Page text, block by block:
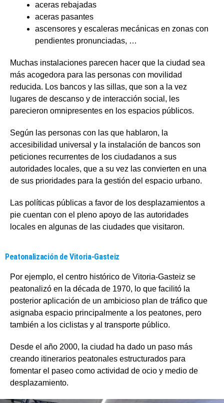
aceras rebajadas
aceras pasantes
ascensores y escaleras mecánicas en zonas con
pendientes pronunciadas, …
Muchas instalaciones parecen hacer que la ciudad sea
más acogedora para las personas con movilidad
reducida. Los bancos y las sillas, que son a la vez
lugares de descanso y de interacción social, les
parecieron omnipresentes en los espacios públicos.
Según las personas con las que hablaron, la
accesibilidad universal y la instalación de bancos son
peticiones recurrentes de los ciudadanos a sus
autoridades locales, que a su vez las convierten en una
de sus prioridades para la gestión del espacio urbano.
Las políticas públicas a favor de los desplazamientos a
pie cuentan con el pleno apoyo de las autoridades
locales en algunas de las ciudades que visitaron.
Peatonalización de Vitoria-Gasteiz
Por ejemplo, el centro histórico de Vitoria-Gasteiz se
peatonalizó en la década de 1970, lo que facilitó la
posterior aplicación de un ambicioso plan de tráfico que
asignaba espacio principalmente a los peatones, pero
también a los ciclistas y al transporte público.
Desde el año 2000, la ciudad ha dado un paso más
creando itinerarios peatonales estructurados para
fomentar el paseo como actividad de ocio y medio de
desplazamiento.